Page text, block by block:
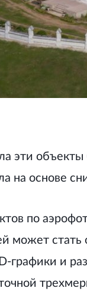
эти
на основе
по
может стать
графики и